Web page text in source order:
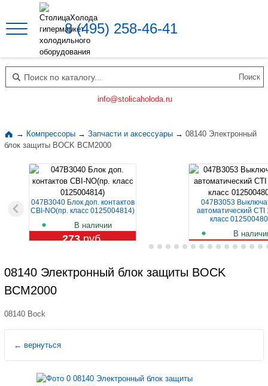
8 (495) 258-46-41
Поиск по каталогу
info@stolicaholoda.ru
→ Компрессоры → Запчасти и аксессуары → 08140 Электронный
блок защиты BOCK BCM2000
047B3040 Блок доп. контактов
CBI-NO(пр. класс 0125004814)
В наличии
273руб.
047B3053
автоматический CTI
класс
В
1 129 руб.
08140 Электронный блок защиты BOCK
BCM2000
08140 Bock
← вернуться